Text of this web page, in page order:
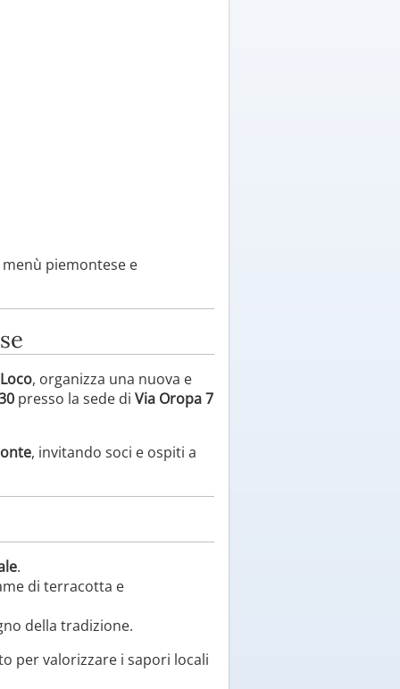
piemontese e
, organizza una nuova e
presso la sede di Via Oropa 7
, invitando soci e ospiti a
.
di terracotta e
della tradizione.
per valorizzare i sapori locali